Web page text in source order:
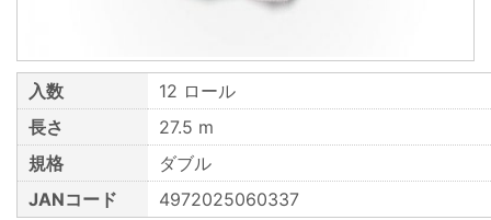
入数
12 ロール
長さ
27.5 m
規格
ダブル
JANコード
4972025060337